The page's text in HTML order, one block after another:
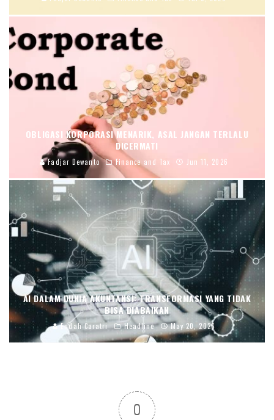
OBLIGASI KORPORASI MENARIK, ASAL JANGAN TERLALU
DICERMATI
Fadjar Dewanto Finance and Tax Jun 11, 2026
AI DALAM DUNIA AKUNTANSI: TRANSFORMASI YANG TIDAK
BISA DIABAIKAN
Endah Caratri Headline May 20, 2026
0